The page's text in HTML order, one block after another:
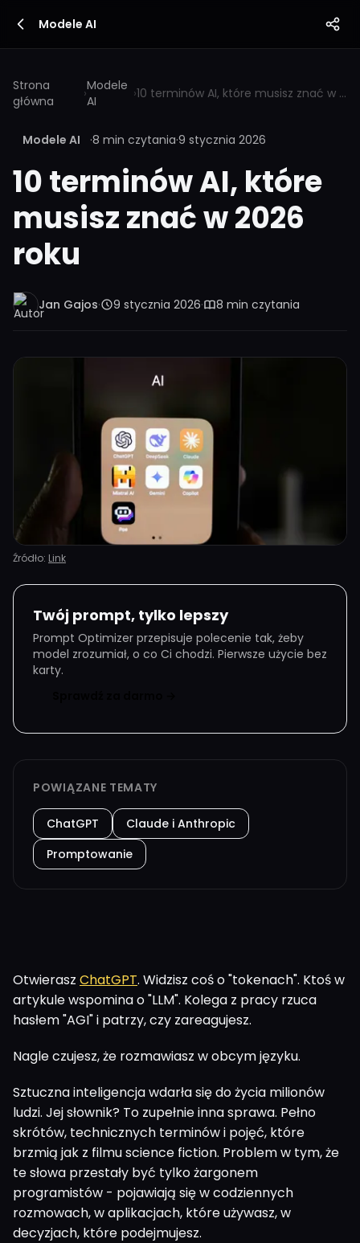
Modele AI
Strona
główna
›Modele
AI
› 10 terminów AI, które musisz znać w 2026 roku
Modele AI ·8 min czytania·9 stycznia 2026
10 terminów AI, które
musisz znać w 2026
roku
Jan Gajos· 9 stycznia 2026· 8 min czytania
Źródło: Link
Twój prompt, tylko lepszy
Prompt Optimizer przepisuje polecenie tak, żeby
model zrozumiał, o co Ci chodzi. Pierwsze użycie bez
karty.
POWIĄZANE TEMATY
ChatGPT
Claude i Anthropic
Promptowanie
Otwierasz ChatGPT. Widzisz coś o "tokenach". Ktoś w
artykule wspomina o "LLM". Kolega z pracy rzuca
hasłem "AGI" i patrzy, czy zareagujesz.
Nagle czujesz, że rozmawiasz w obcym języku.
Sztuczna inteligencja wdarła się do życia milionów
ludzi. Jej słownik? To zupełnie inna sprawa. Pełno
skrótów, technicznych terminów i pojęć, które
brzmią jak z filmu science fiction. Problem w tym, że
te słowa przestały być tylko żargonem
programistów - pojawiają się w codziennych
rozmowach, w aplikacjach, które używasz, w
decyzjach, które podejmujesz.